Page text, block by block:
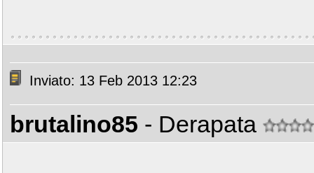
Inviato: 13 Feb 2013 12:23
brutalino85 - Derapata